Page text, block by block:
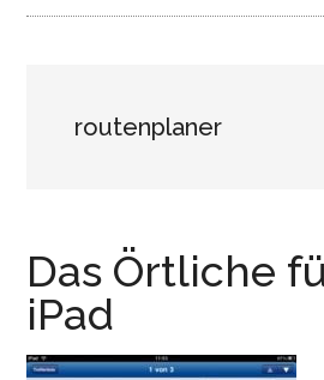
routenplaner
Das Örtliche
iPad